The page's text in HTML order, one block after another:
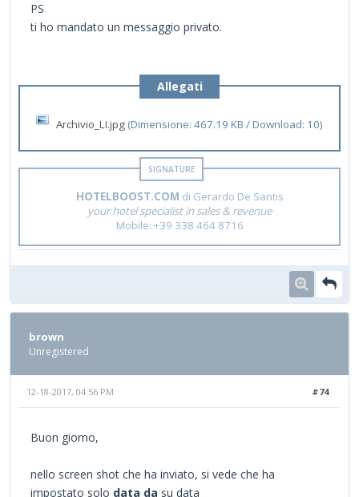
PS
ti ho mandato un messaggio privato.
Allegati
Archivio_LI.jpg (Dimensione: 467.19 KB / Download: 10)
HOTELBOOST.COM di Gerardo De Santis
your hotel specialist in sales & revenue
Mobile: +39 338 464 8716
brown
Unregistered
#74
12-18-2017, 04:56 PM
Buon giorno,
nello screen shot che ha inviato, si vede che ha
impostato solo data da su data